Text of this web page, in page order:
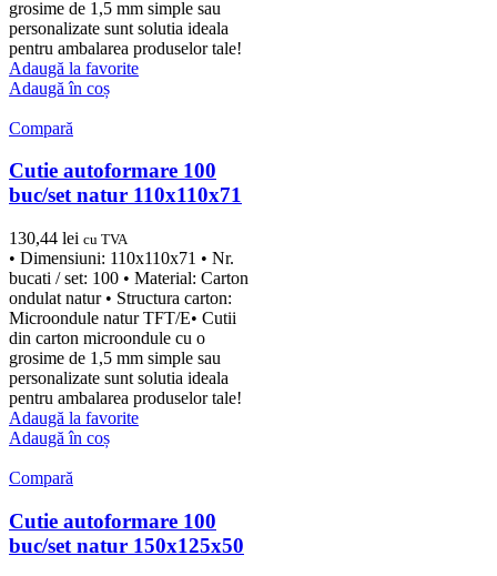
grosime de 1,5 mm simple sau
personalizate sunt solutia ideala
pentru ambalarea produselor tale!
Adaugă la favorite
Adaugă în coș
Compară
Cutie autoformare 100
buc/set natur 110x110x71
130,44 lei cu TVA
• Dimensiuni: 110x110x71 • Nr.
bucati / set: 100 • Material: Carton
ondulat natur • Structura carton:
Microondule natur TFT/E• Cutii
din carton microondule cu o
grosime de 1,5 mm simple sau
personalizate sunt solutia ideala
pentru ambalarea produselor tale!
Adaugă la favorite
Adaugă în coș
Compară
Cutie autoformare 100
buc/set natur 150x125x50